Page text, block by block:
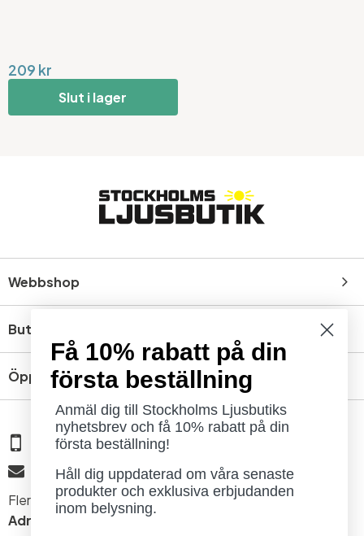
209 kr
Slut i lager
Webbshop
Butik
Öppettider
08 - 654 29 00
info@ljusbutik.se
Fler kontaktuppgifter »
Adress:
Kungsholmsgatan 6, 112 27 Stockholm
Få 10% rabatt på din
första beställning
Anmäl dig till Stockholms Ljusbutiks
nyhetsbrev och få 10% rabatt på din
första beställning!
Håll dig uppdaterad om våra senaste
produkter och exklusiva erbjudanden
inom belysning.